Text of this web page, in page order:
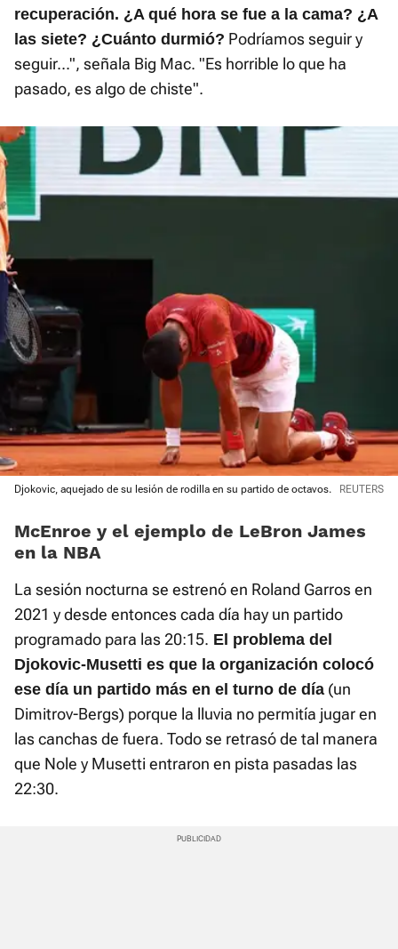
recuperación. ¿A qué hora se fue a la cama? ¿A
las siete? ¿Cuánto durmió? Podríamos seguir y
seguir...", señala Big Mac. "Es horrible lo que ha
pasado, es algo de chiste".
Djokovic, aquejado de su lesión de rodilla en su partido de octavos. REUTERS
McEnroe y el ejemplo de LeBron James
en la NBA
La sesión nocturna se estrenó en Roland Garros en
2021 y desde entonces cada día hay un partido
programado para las 20:15. El problema del
Djokovic-Musetti es que la organización colocó
ese día un partido más en el turno de día (un
Dimitrov-Bergs) porque la lluvia no permitía jugar en
las canchas de fuera. Todo se retrasó de tal manera
que Nole y Musetti entraron en pista pasadas las
22:30.